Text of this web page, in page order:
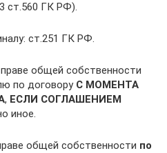
ст.560 ГК РФ).
ст.251 ГК РФ.
общей собственности
по договору С МОМЕНТА
, ЕСЛИ СОГЛАШЕНИЕМ
иное.
общей собственности по